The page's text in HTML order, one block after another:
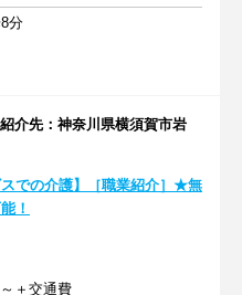
分
介先：神奈川県横須賀市岩
スでの介護】［職業紹介］★無
！
＋交通費